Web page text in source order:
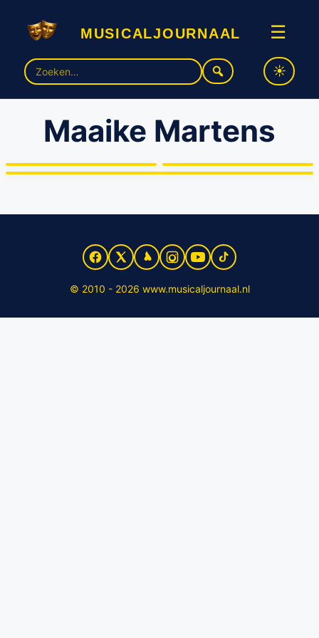
musicaljournaal ☰
Zoek
naar:
Maaike Martens
Teamwissel Pumps &
Nieuwe musical ‘Pumps en
Penalties – de
© 2010 - 2026 www.musicaljournaal.nl